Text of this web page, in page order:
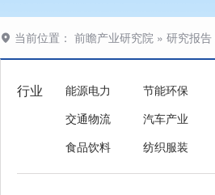
当前位置： 前瞻产业研究院 » 研究报告
行业 能源电力 节能环保
交通物流
汽车产业
食品饮料
纺织服装